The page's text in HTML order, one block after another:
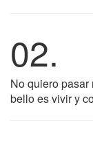
02.
No quiero
bello es vivir y